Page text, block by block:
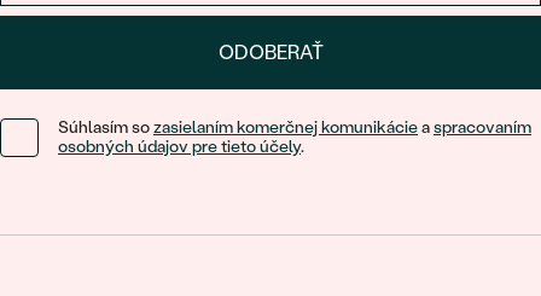
ODOBERAŤ
Súhlasím sozasielaním komerčnej komunikácieaspracovaním
osobných údajov pre tieto účely.